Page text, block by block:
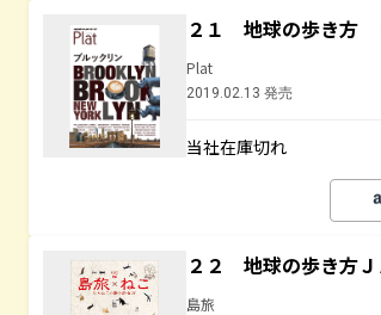
２１ 地球の歩き方
Plat
2019.02.13 発売
当社在庫切れ
２２ 地球の歩き方
島旅